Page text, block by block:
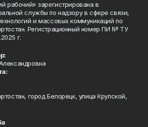
рабочий» зарегистрирована в
службы по надзору в сфере связи,
и массовых коммуникаций по
Регистрационный номер ПИ № ТУ
г.
город Белорецк, улица Крупской,